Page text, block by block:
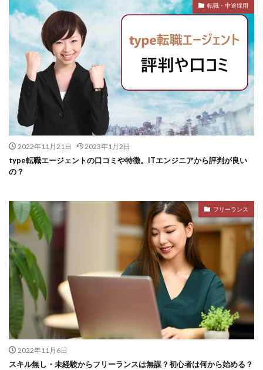
転職・中途採用
2022年11月21日 2023年1月2日
type転職エージェントの口コミや特徴。ITエンジニアから評判が良い
の？
フリーランス
2022年11月6日
スキル無し・未経験からフリーランスは無謀？初心者は何から始める？